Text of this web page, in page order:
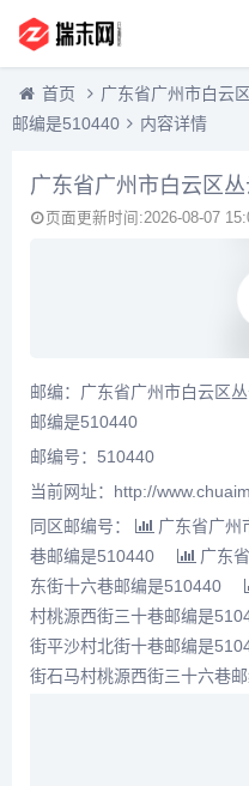
首页
广东省广州市白云
邮编是510440
内容详情
页面更新时间:2026-08-07
邮编：广东省广州市白云区
邮编是510440
邮编号：510440
当前网址：http://
同区邮编号：
广东省广州
巷邮编是510440
广东
东街十六巷邮编是510440
村桃源西街三十巷邮编是
街平沙村北街十巷邮编是
街石马村桃源西街三十六巷